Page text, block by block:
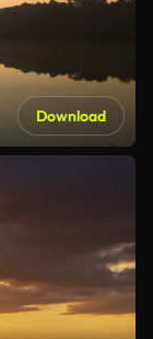
Download